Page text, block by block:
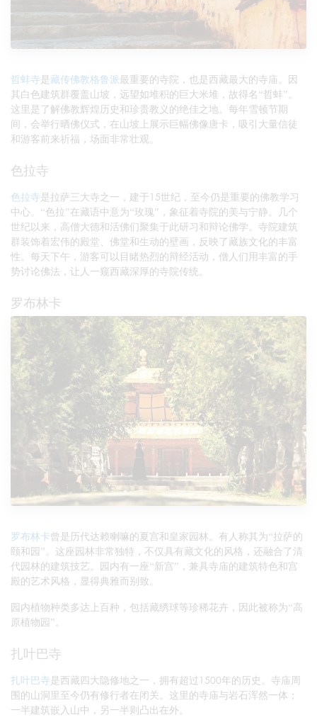
哲蚌寺是藏传佛教格鲁派最重要的寺院，也是西藏最大的寺庙。因
其白色建筑群覆盖山坡，远望如堆积的巨大米堆，故得名“哲蚌”。
这里是了解佛教辉煌历史和珍贵教义的绝佳之地。每年雪顿节期
间，会举行晒佛仪式，在山坡上展示巨幅佛像唐卡，吸引大量信徒
和游客前来祈福，场面非常壮观。
色拉寺
色拉寺是拉萨三大寺之一，建于15世纪，至今仍是重要的佛教学习
中心。“色拉”在藏语中意为“玫瑰”，象征着寺院的美与宁静。几个
世纪以来，高僧大德和活佛们聚集于此研习和辩论佛学。寺院建筑
群装饰着宏伟的殿堂、佛堂和生动的壁画，反映了藏族文化的丰富
性。每天下午，游客可以目睹热烈的辩经活动，僧人们用丰富的手
势讨论佛法，让人一窥西藏深厚的寺院传统。
罗布林卡
罗布林卡曾是历代达赖喇嘛的夏宫和皇家园林。有人称其为“拉萨的
颐和园”。这座园林非常独特，不仅具有藏文化的风格，还融合了清
代园林的建筑技艺。园内有一座“新宫”，兼具寺庙的建筑特色和宫
殿的艺术风格，显得典雅而别致。
园内植物种类多达上百种，包括藏绣球等珍稀花卉，因此被称为“高
原植物园”。
扎叶巴寺
扎叶巴寺是西藏四大隐修地之一，拥有超过1500年的历史。寺庙周
围的山洞里至今仍有修行者在闭关。这里的寺庙与岩石浑然一体；
一半建筑嵌入山中，另一半则凸出在外。